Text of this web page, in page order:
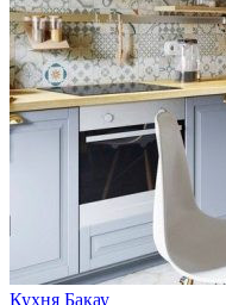
Кухня Бакау